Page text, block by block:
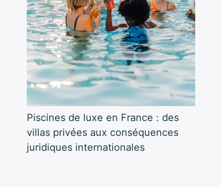
Piscines de luxe en France : des
villas privées aux conséquences
juridiques internationales